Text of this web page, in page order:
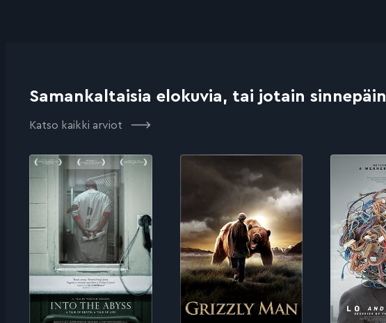
Samankaltaisia elokuvia, tai jotain sinnepäin
Katso kaikki arviot